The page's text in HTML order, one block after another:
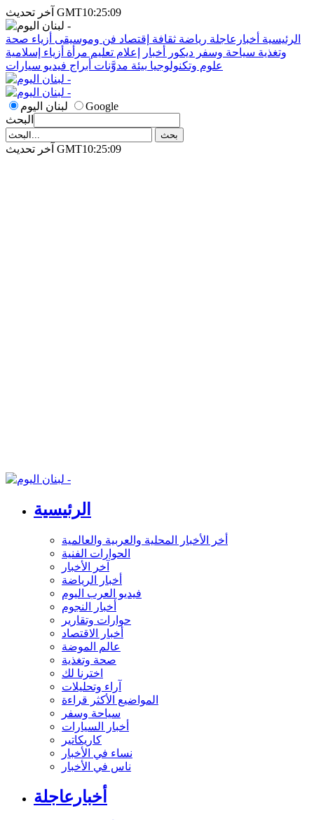
آخر تحديث GMT10:25:09
الرئيسية أخبارعاجلة رياضة ثقافة إقتصاد فن وموسيقى أزياء صحة
وتغذية سياحة وسفر ديكور أخبار إعلام تعليم مرأة أزياء إسلامية
علوم وتكنولوجيا بيئة مدوَّنات أبراج فيديو سيارات
لبنان اليوم
Google
البحث
آخر تحديث GMT10:25:09
الرئيسية
أخر الأخبار المحلية والعربية والعالمية
الحوارات الفنية
آخر الأخبار
أخبار الرياضة
فيديو العرب اليوم
أخبار النجوم
حوارات وتقارير
أخبار الاقتصاد
عالم الموضة
صحة وتغذية
اخترنا لك
آراء وتحليلات
المواضيع الأكثر قراءة
سياحة وسفر
أخبار السيارات
كاريكاتير
نساء في الأخبار
ناس في الأخبار
أخبارعاجلة